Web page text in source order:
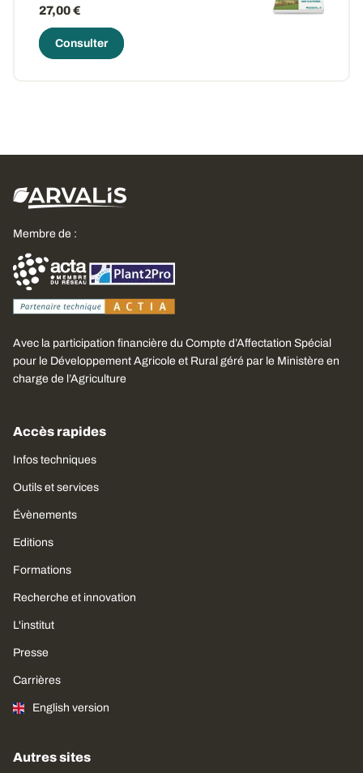
27,00 €
Consulter
Membre de :
Avec la participation financière du Compte d’Affectation Spécial
pour le Développement Agricole et Rural géré par le Ministère en
charge de l’Agriculture
Accès rapides
Infos techniques
Outils et services
Évènements
Editions
Formations
Recherche et innovation
L'institut
Presse
Carrières
English version
Autres sites